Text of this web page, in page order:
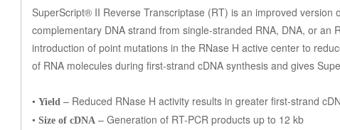
SuperScript® II Reverse Transcriptase (RT) is an improved
complementary DNA strand from single-stranded RNA, DNA, or
introduction of point mutations in the RNase H active center to
of RNA molecules during first-strand cDNA synthesis and gives
• Yield – Reduced RNase H activity results in greater first-strand
• Size of cDNA – Generation of RT-PCR products up to 12 kb